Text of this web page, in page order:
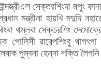
সেক্তরশিংদা মপুং
মন্ত্রীনা হায়খি মদুদি
থম্লবা সেক্তরশিং
পোলিসী ৱারেপশিংবু
পুম্বনা হেন্না শক্তি